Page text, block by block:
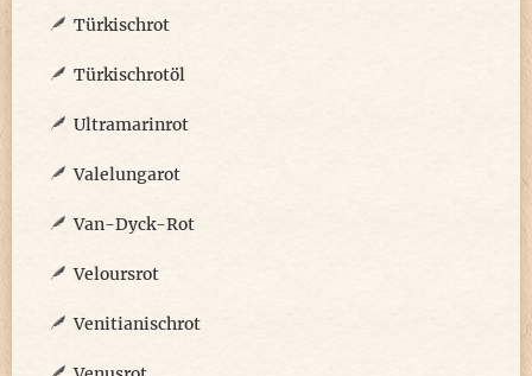
Türkischrot
Türkischrotöl
Ultramarinrot
Valelungarot
Van-Dyck-Rot
Veloursrot
Venitianischrot